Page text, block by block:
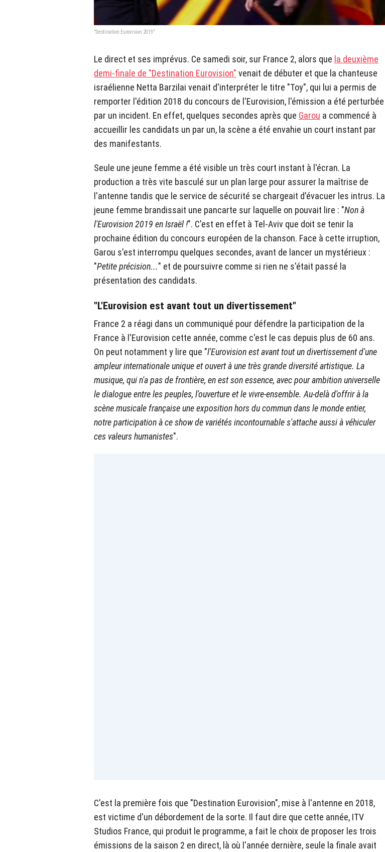
"Destination Eurovision 2019"
Le direct et ses imprévus. Ce samedi soir, sur France 2, alors que la deuxième
demi-finale de "Destination Eurovision" venait de débuter et que la chanteuse
israélienne Netta Barzilai venait d'interpréter le titre "Toy", qui lui a permis de
remporter l'édition 2018 du concours de l'Eurovision, l'émission a été perturbée
par un incident. En effet, quelques secondes après que Garou a commencé à
accueillir les candidats un par un, la scène a été envahie un court instant par
des manifestants.
Seule une jeune femme a été visible un très court instant à l'écran. La
production a très vite basculé sur un plan large pour assurer la maîtrise de
l'antenne tandis que le service de sécurité se chargeait d'évacuer les intrus. La
jeune femme brandissait une pancarte sur laquelle on pouvait lire : "Non à
l'Eurovision 2019 en Israël !". C'est en effet à Tel-Aviv que doit se tenir la
prochaine édition du concours européen de la chanson. Face à cette irruption,
Garou s'est interrompu quelques secondes, avant de lancer un mystérieux :
"Petite précision..." et de poursuivre comme si rien ne s'était passé la
présentation des candidats.
"L'Eurovision est avant tout un divertissement"
France 2 a réagi dans un communiqué pour défendre la participation de la
France à l'Eurovision cette année, comme c'est le cas depuis plus de 60 ans.
On peut notamment y lire que "l'Eurovision est avant tout un divertissement d'une
ampleur internationale unique et ouvert à une très grande diversité artistique. La
musique, qui n'a pas de frontière, en est son essence, avec pour ambition universelle
le dialogue entre les peuples, l'ouverture et le vivre-ensemble. Au-delà d'offrir à la
scène musicale française une exposition hors du commun dans le monde entier,
notre participation à ce show de variétés incontournable s'attache aussi à véhiculer
ces valeurs humanistes".
C'est la première fois que "Destination Eurovision", mise à l'antenne en 2018,
est victime d'un débordement de la sorte. Il faut dire que cette année, ITV
Studios France, qui produit le programme, a fait le choix de proposer les trois
émissions de la saison 2 en direct, là où l'année dernière, seule la finale avait